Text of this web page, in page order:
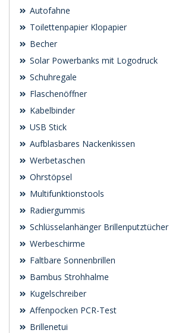
Autofahne
Toilettenpapier Klopapier
Becher
Solar Powerbanks mit Logodruck
Schuhregale
Flaschenöffner
Kabelbinder
USB Stick
Aufblasbares Nackenkissen
Werbetaschen
Ohrstöpsel
Multifunktionstools
Radiergummis
Schlüsselanhänger Brillenputztücher
Werbeschirme
Faltbare Sonnenbrillen
Bambus Strohhalme
Kugelschreiber
Affenpocken PCR-Test
Brillenetui